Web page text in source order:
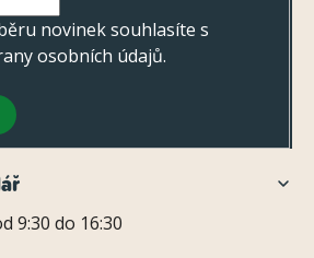
novinek souhlasíte s
osobních údajů.
9:30 do 16:30